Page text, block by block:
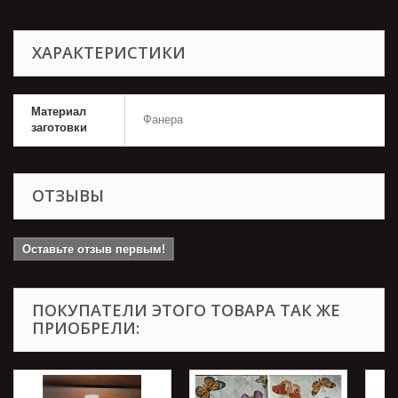
ХАРАКТЕРИСТИКИ
Материал
заготовки
Фанера
ОТЗЫВЫ
Оставьте отзыв первым!
ПОКУПАТЕЛИ ЭТОГО ТОВАРА ТАК ЖЕ
ПРИОБРЕЛИ: